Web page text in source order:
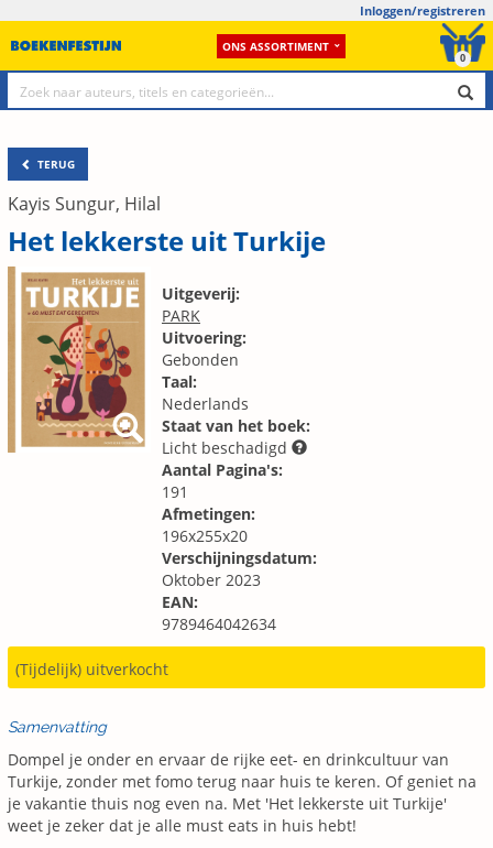
Inloggen/registreren
ONS ASSORTIMENT
0
TERUG
Kayis Sungur, Hilal
Het lekkerste uit Turkije
Uitgeverij:
PARK
Uitvoering:
Gebonden
Taal:
Nederlands
Staat van het boek:
Licht beschadigd
Aantal Pagina's:
191
Afmetingen:
196x255x20
Verschijningsdatum:
Oktober 2023
EAN:
9789464042634
(Tijdelijk) uitverkocht
Samenvatting
Dompel je onder en ervaar de rijke eet- en drinkcultuur van
Turkije, zonder met fomo terug naar huis te keren. Of geniet na
je vakantie thuis nog even na. Met 'Het lekkerste uit Turkije'
weet je zeker dat je alle must eats in huis hebt!